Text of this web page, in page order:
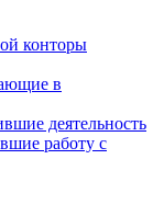
конторы
в
деятельность
работу с